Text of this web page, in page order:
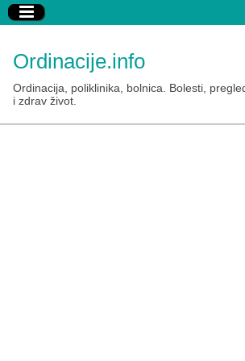
Ordinacije.info
Ordinacija, poliklinika, bolnica. Bolesti,
i zdrav život.